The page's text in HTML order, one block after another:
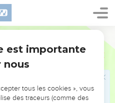
les meurtriers,
des anges et
contre lui.
est importante
nous
tous les cookies », vous
des traceurs (comme des